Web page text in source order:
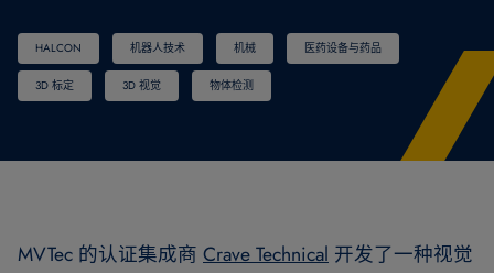
HALCON 机器人技术 机械 医药设备与药品
3D 标定 3D 视觉 物体检测
MVTec 的认证集成商 Crave Technical 开发了一种视觉